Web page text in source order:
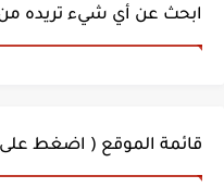
ابحث عن أي شيء تريده
قائمة الموقع ( اضغط على